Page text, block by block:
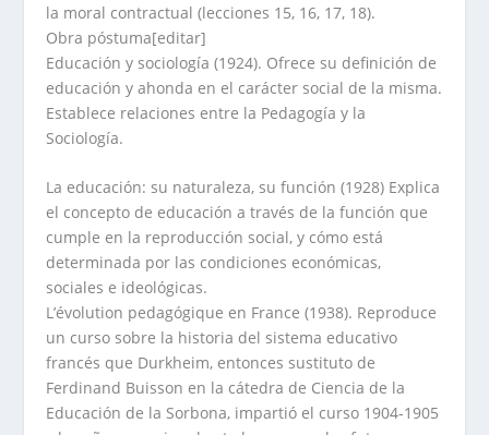
la moral contractual (lecciones 15, 16, 17, 18).
Obra póstuma[editar]
Educación y sociología (1924). Ofrece su definición de
educación y ahonda en el carácter social de la misma.
Establece relaciones entre la Pedagogía y la
Sociología.
La educación: su naturaleza, su función (1928) Explica
el concepto de educación a través de la función que
cumple en la reproducción social, y cómo está
determinada por las condiciones económicas,
sociales e ideológicas.
L’évolution pedagógique en France (1938). Reproduce
un curso sobre la historia del sistema educativo
francés que Durkheim, entonces sustituto de
Ferdinand Buisson en la cátedra de Ciencia de la
Educación de la Sorbona, impartió el curso 1904-1905